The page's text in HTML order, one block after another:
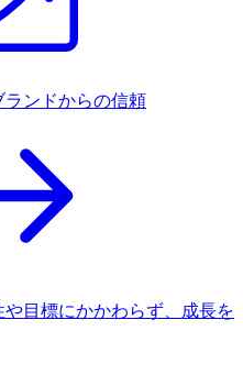
ンドからの信頼
目標にかかわらず、成長を